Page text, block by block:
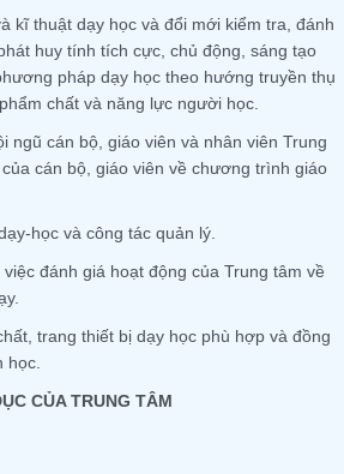
kĩ thuật dạy học và đổi mới kiểm tra, đánh
huy tính tích cực, chủ động, sáng tạo
pháp dạy học theo hướng truyền thụ
chất và năng lực người học.
ngũ cán bộ, giáo viên và nhân viên Trung
cán bộ, giáo viên về chương trình giáo
học và công tác quản lý.
đánh giá hoạt động của Trung tâm về
trang thiết bị dạy học phù hợp và đồng
học.
CỦA TRUNG TÂM